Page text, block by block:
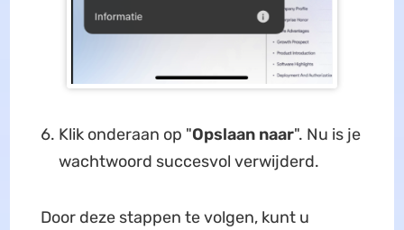
Klik onderaan op "Opslaan naar". Nu is je
wachtwoord succesvol verwijderd.
Door deze stappen te volgen, kunt u